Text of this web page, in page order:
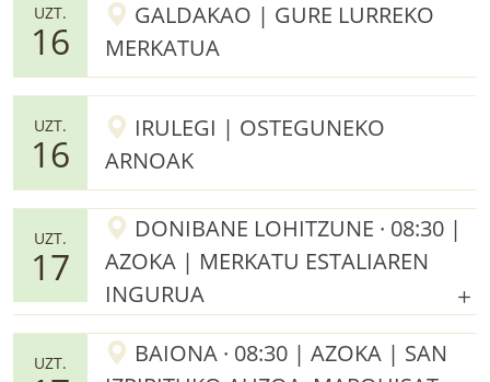
UZT.
16
GALDAKAO | GURE LURREKO
MERKATUA
UZT.
16
IRULEGI | OSTEGUNEKO
ARNOAK
UZT.
17
DONIBANE LOHITZUNE · 08:30 |
AZOKA | MERKATU ESTALIAREN
INGURUA
UZT.
BAIONA · 08:30 | AZOKA | SAN